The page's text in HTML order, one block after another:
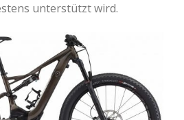
unterstützt wird.